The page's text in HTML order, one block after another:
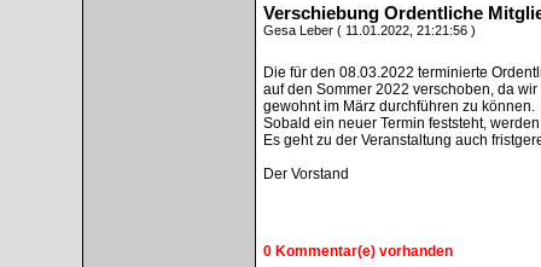
Verschiebung Ordentliche
Gesa Leber ( 11.01.2022, 21:21:56 )
Die für den 08.03.2022 terminierte
auf den Sommer 2022 verschoben, da
gewohnt im März durchführen zu können.
Sobald ein neuer Termin feststeht,
Es geht zu der Veranstaltung auch
Der Vorstand
0 Kommentar(e) vorhanden